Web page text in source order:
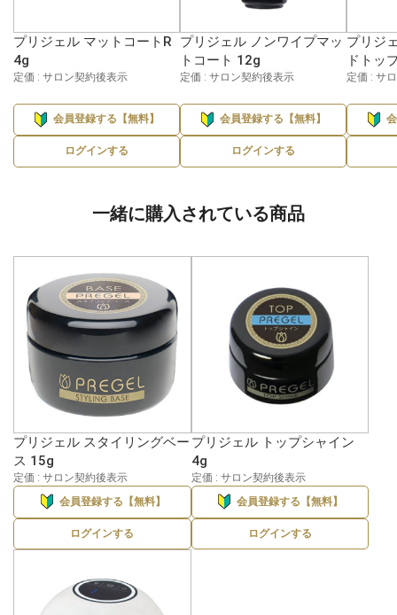
プリジェル マットコートR
4g
定価 : サロン契約後表示
会員登録する【無料】
ログインする
プリジェル ノンワイプマッ
トコート 12g
定価 : サロン契約後表示
会員登録する【無料】
ログインする
プリジ
ドトッ
定価 : サ
一緒に購入されている商品
プリジェル スタイリングベー
ス 15g
定価 : サロン契約後表示
会員登録する【無料】
ログインする
プリジェル トップシャイン
4g
定価 : サロン契約後表示
会員登録する【無料】
ログインする